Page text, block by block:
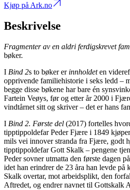
Kjøp på Ark.no
Beskrivelse
Fragmenter av en aldri ferdigskrevet
bøker.
I Bind 2s to bøker er innholdeten
opprivende familiehistorie i seks ledd –
begge disse bøkene har bare én
Fartein Veøys, før og etter år 2000 i
vindtårnet sitt og skriver – det er hans
I Bind 2. Første del (2017) fortelles
tipptippoldefar Peder Fjære i 1849
mils vei innover stranda fra Fjære, godt
tipptippoldefar Gott Skalk – pengene
Peder sovner utmatta den første dagen
idet han erindrer de 23 åra han levde
Skalk overtar, mot arbeidsplikt, den
Aftredet, og endrer navnet til Gottskalk